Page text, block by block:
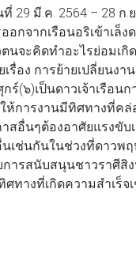
29 มี.ค. 2564 – 28 ก.ย
กจากเรือนอริเข้าเล็ง
นจะคิดทำอะไรย่อมเกิ
รื่อง การย้ายเปลี่ยนงา
ร์(๖)เป็นดาวเจ้าเรือน
ห้การงานมีทิศทางที่คล่
าสอื่นๆต้องอาศัยแรงขั
เช่นกันในช่วงที่ดาวพฤ
การสนับสนุนชาวราศีสิ
ทางที่เกิดความสำเร็จ